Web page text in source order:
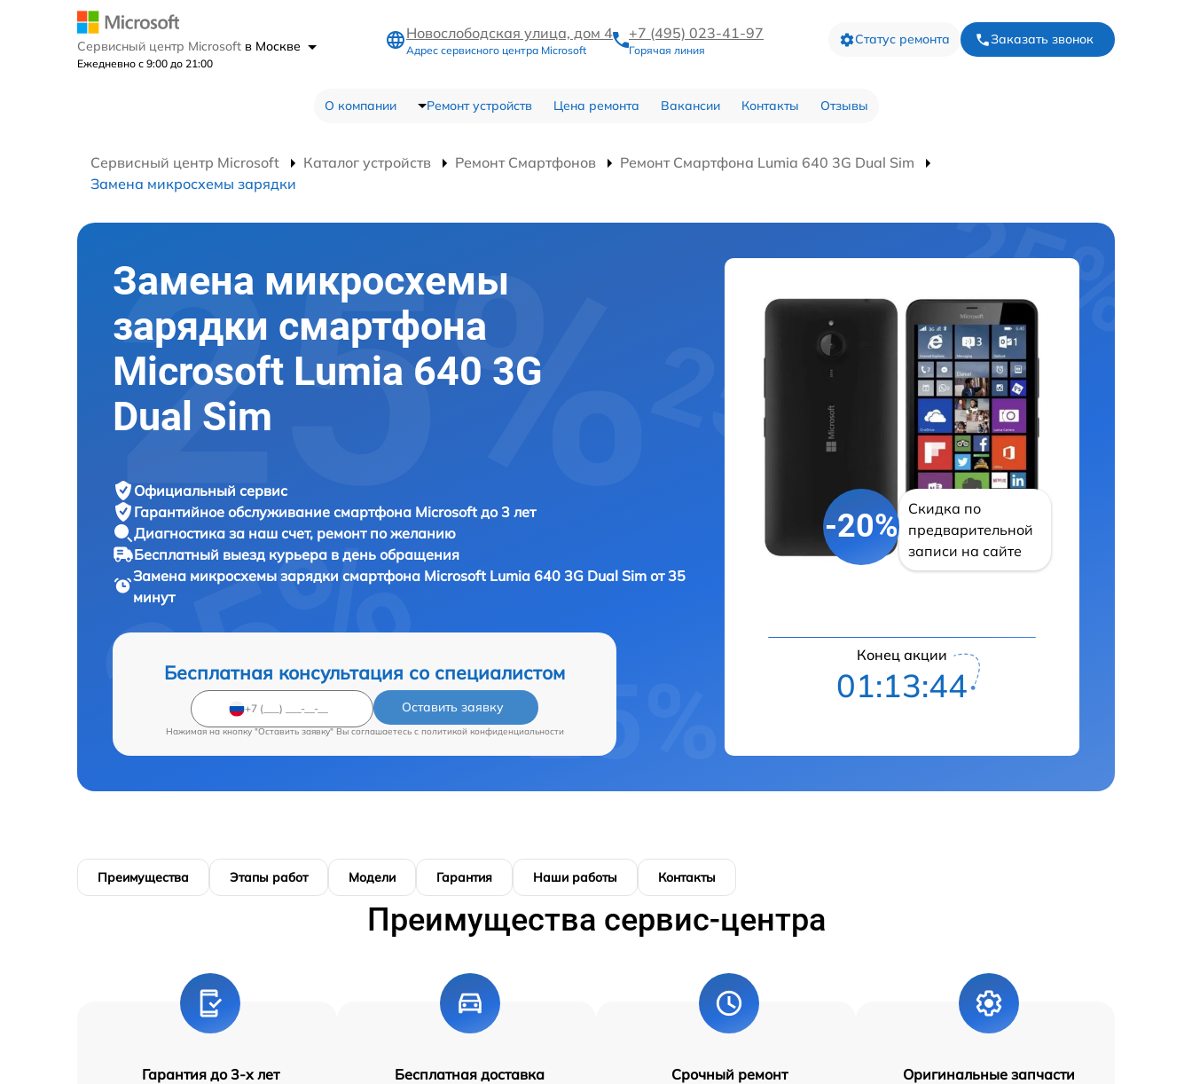
Сервисный центр Microsoft в Москве
Ежедневно с 9:00 до 21:00
Новослободская улица, дом 4
Адрес сервисного центра Microsoft
+7 (495) 023-41-97
Горячая линия
Статус ремонта Заказать звонок
О компании Ремонт устройств Цена ремонта Вакансии Контакты Отзывы
Сервисный центр Microsoft Каталог устройств Ремонт Смартфонов
Ремонт Смартфона Lumia 640 3G Dual Sim
Замена микросхемы зарядки
Замена микросхемы
зарядки смартфона
Microsoft Lumia 640 3G
Dual Sim
Официальный сервис
Гарантийное обслуживание смартфона Microsoft до 3 лет
Диагностика за наш счет, ремонт по желанию
Бесплатный выезд курьера в день обращения
Замена микросхемы зарядки смартфона Microsoft Lumia 640 3G Dual Sim от 35
минут
Бесплатная консультация со специалистом
Оставить заявку
Нажимая на кнопку "Оставить заявку" Вы соглашаетесь c политикой конфиденциальности
-20%
Скидка по
предварительной
записи на сайте
Конец акции
01:13:43
Преимущества Этапы работ Модели Гарантия Наши работы Контакты
Преимущества сервис-центра
Гарантия до 3-х лет Бесплатная доставка Срочный ремонт Оригинальные запчасти